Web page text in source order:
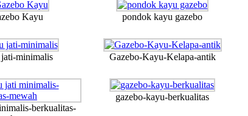
Kayu pondok kayu gazebo
minimalis Gazebo-Kayu-Kelapa-antik
berkualitas-
gazebo-kayu-berkualitas